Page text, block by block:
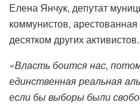
Елена Янчук, депутат
коммунистов,
десятком других активистов.
«Власть боится нас,
единственная реальная
если бы выборы были